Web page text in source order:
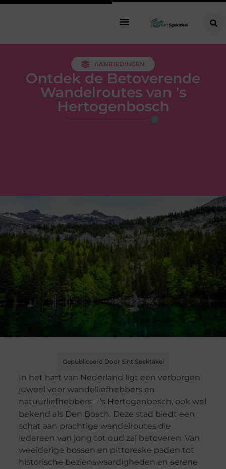
AANBIEDINGEN
Ontdek de Betoverende
Wandelroutes van 's
Hertogenbosch
Gepubliceerd Door Sint Spektakel
In het hart van Nederland ligt een verborgen
juweel voor wandelliefhebbers en
natuurliefhebbers – ’s Hertogenbosch, ook wel
bekend als Den Bosch. Deze stad biedt een
schat aan prachtige wandelroutes die
iedereen van jong tot oud zal betoveren. Van
weelderige bossen en pittoreske paden tot
historische bezienswaardigheden en serene